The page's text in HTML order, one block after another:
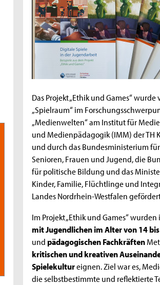
Das Projekt „Ethik und Games“ wurde
„Spielraum“ im
„Medienwelten“ am Institut für
und Medienpädagogik (IMM) der TH
und durch das Bundesministerium
Senioren, Frauen und Jugend, die
für politische Bildung und das
Kinder, Familie, Flüchtlinge und
Landes Nordrhein-Westfalen
Im Projekt „Ethik und Games“
mit Jugendlichen im Alter von 14
undpädagogischen Fachkräften
kritischen und kreativen
Spielekultureignen. Ziel war es,
die selbstbestimmte und reflektierte